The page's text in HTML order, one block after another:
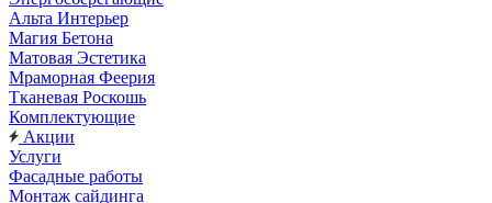
Альта Интерьер
Магия Бетона
Матовая Эстетика
Мраморная Феерия
Тканевая Роскошь
Комплектующие
Акции
Услуги
Фасадные работы
Монтаж сайдинга